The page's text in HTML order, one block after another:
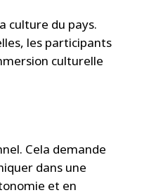
culture du pays.
les participants
culturelle
Cela demande
dans une
et en